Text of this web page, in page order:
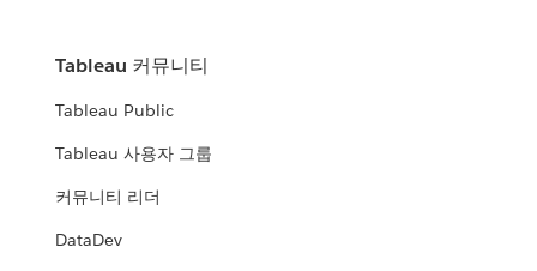
Tableau 커뮤니티
Tableau Public
Tableau 사용자 그룹
커뮤니티 리더
DataDev